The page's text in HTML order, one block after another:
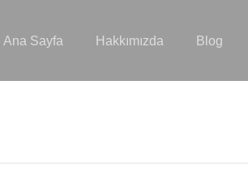
Ana Sayfa Hakkımızda Blog